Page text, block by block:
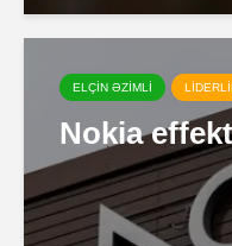
ELÇİN ƏZİMLİ
Nokia